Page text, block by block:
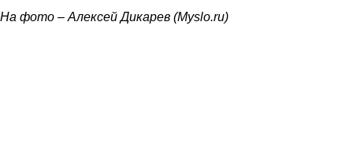
На фото – Алексей Дикарев (Myslo.ru)